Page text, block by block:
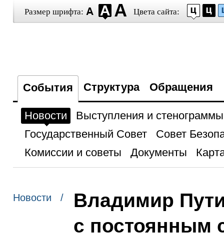
Размер шрифта: Цвета сайта:
События Структура Обращения
Новости
Выступления и стенограммы
Государственный Совет
Совет
Комиссии и советы
Документы
Новости /
Владимир
с постоянным